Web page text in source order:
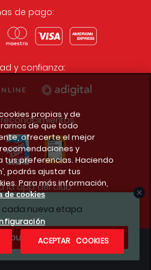
cada nueva etapa
apuntas?
de pago:
y confianza:
la app del club
cookies propias y de
de que todo
ofrecerte el mejor
y
tus preferencias. Haciendo
podrás ajustar tus
Para más información,
de cookies
ACEPTAR COOKIES